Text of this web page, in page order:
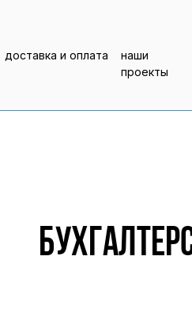
наши
проекты
доставка и оплата